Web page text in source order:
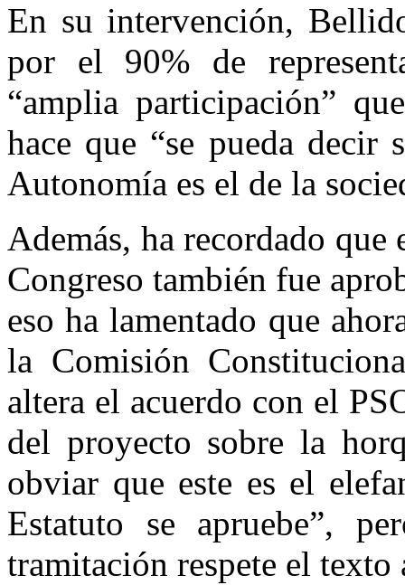
En su intervención,
por el 90% de
“amplia participación”
hace que “se pueda decir
Autonomía es el de la
Además, ha recordado
Congreso también fue
eso ha lamentado que
la Comisión
altera el acuerdo con el
del proyecto sobre la
obviar que este es el
Estatuto se apruebe”,
tramitación respete el texto